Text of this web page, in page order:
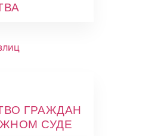
ГРАЖДАН
СУДЕ